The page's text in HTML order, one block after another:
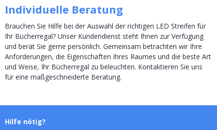
Individuelle Beratung
Brauchen Sie Hilfe bei der Auswahl der richtigen LED Streifen für
Ihr Bücherregal? Unser Kundendienst steht Ihnen zur Verfügung
und berät Sie gerne persönlich. Gemeinsam betrachten wir Ihre
Anforderungen, die Eigenschaften Ihres Raumes und die beste Art
und Weise, Ihr Bücherregal zu beleuchten. Kontaktieren Sie uns
für eine maßgeschneiderte Beratung.
Hilfe nötig?